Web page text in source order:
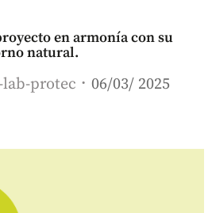
en armonía con su
natural.
lab-protec 06/03/ 2025